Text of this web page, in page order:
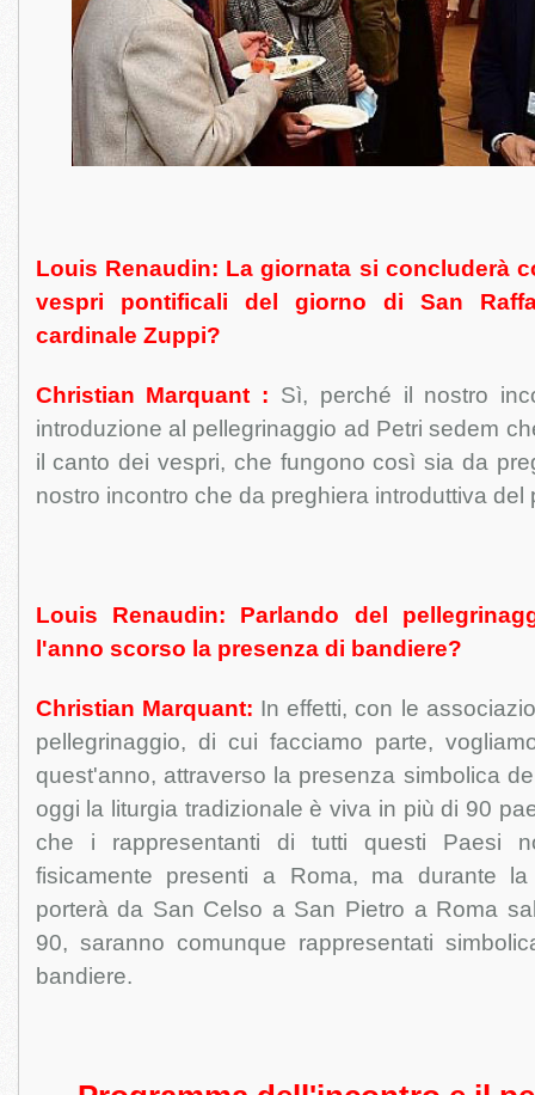
Louis Renaudin: La giornata si concluderà
vespri pontificali del giorno di San
cardinale Zuppi?
Christian Marquant : Sì, perché il nostro
introduzione al pellegrinaggio ad Petri sedem
il canto dei vespri, che fungono così sia da
nostro incontro che da preghiera introduttiva del
Louis Renaudin: Parlando del
l'anno scorso la presenza di bandiere?
Christian Marquant: In effetti, con le
pellegrinaggio, di cui facciamo parte,
quest'anno, attraverso la presenza simbolica
oggi la liturgia tradizionale è viva in più di 90
che i rappresentanti di tutti questi Paesi
fisicamente presenti a Roma, ma durante
porterà da San Celso a San Pietro a Roma
90, saranno comunque rappresentati
bandiere.